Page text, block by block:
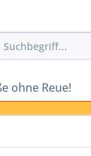
ohne Reue!